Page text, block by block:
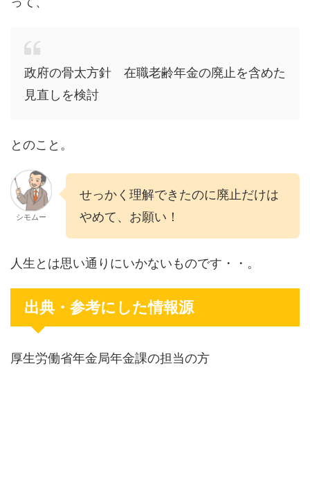
政府の骨太方針 在職老齢年金の廃止を含めた
見直しを検討
とのこと。
シモムー
せっかく理解できたのに廃止だけは
やめて、お願い！
人生とは思い通りにいかないものです・・。
出典・参考にした情報源
厚生労働省年金局年金課の担当の方